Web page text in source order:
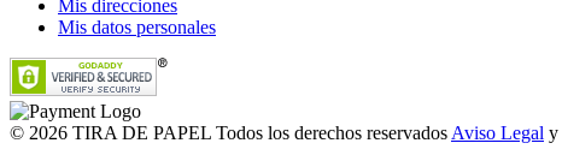
Mis direcciones
Mis datos personales
© 2026 TIRA DE PAPEL Todos los derechos reservados Aviso Legal y